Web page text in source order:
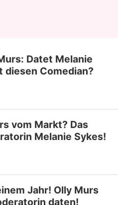
Datet Melanie
diesen Comedian?
vom Markt? Das
Melanie Sykes!
Jahr! Olly Murs
daten!